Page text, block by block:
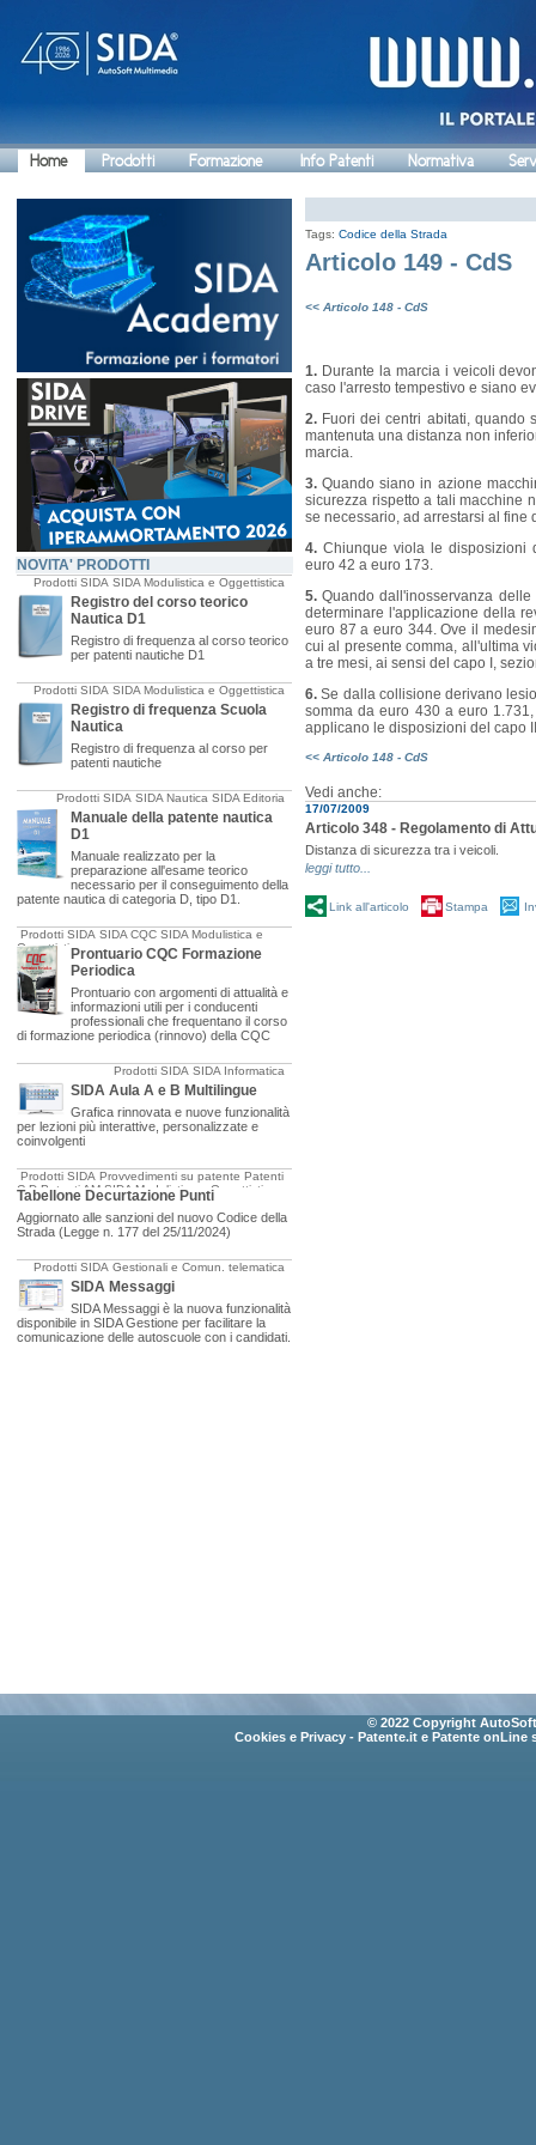
Home Prodotti Formazione Info Patenti Normativa
NOVITA' PRODOTTI
Prodotti SIDA SIDA Modulistica e Oggettistica
Registro del corso teorico
Nautica D1
Registro di frequenza al corso teorico
per patenti nautiche D1
Prodotti SIDA SIDA Modulistica e Oggettistica
Registro di frequenza Scuola
Nautica
Registro di frequenza al corso per
patenti nautiche
Prodotti SIDA SIDA Nautica SIDA Editoria
Manuale della patente nautica
D1
Manuale realizzato per la
preparazione all'esame teorico
necessario per il conseguimento della
patente nautica di categoria D, tipo D1.
Prodotti SIDA SIDA CQC SIDA Modulistica e
OggettisticaProntuario CQC Formazione
Periodica
Prontuario con argomenti di attualità e
informazioni utili per i conducenti
professionali che frequentano il corso
di formazione periodica (rinnovo) della CQC
Prodotti SIDA SIDA Informatica
SIDA Aula A e B Multilingue
Grafica rinnovata e nuove funzionalità
per lezioni più interattive, personalizzate e
coinvolgenti
Prodotti SIDA Provvedimenti su patente Patenti
C-D Patenti AM SIDA Modulistica e Oggettistica
Tabellone Decurtazione Punti
Aggiornato alle sanzioni del nuovo Codice della
Strada (Legge n. 177 del 25/11/2024)
Prodotti SIDA Gestionali e Comun. telematica
SIDA Messaggi
SIDA Messaggi è la nuova funzionalità
disponibile in SIDA Gestione per facilitare la
comunicazione delle autoscuole con i candidati.
Tags: Codice della Strada
Articolo 149 - CdS
<< Articolo 148 - CdS
1. Durante la marcia i veicoli
caso l'arresto tempestivo e siano
2. Fuori dei centri abitati, quando
mantenuta una distanza non
marcia.
3.Quando siano in azione
sicurezza rispetto a tali macchine
se necessario, ad arrestarsi al fine
4.Chiunque viola le disposizioni
euro 42 a euro 173.
5.Quando dall'inosservanza
determinare l'applicazione della
euro 87 a euro 344. Ove il
cui al presente comma, all'ultima
a tre mesi, ai sensi del capo I,
6.Se dalla collisione derivano
somma da euro 430 a euro
applicano le disposizioni del capo
<< Articolo 148 - CdS
Vedi anche:
17/07/2009
Articolo 348 - Regolamento di
Distanza di sicurezza tra i veicoli.
leggi tutto...
Link all'articolo Stampa
© 2022 Copyright
Cookies e Privacy - Patente.it e Patente onLine